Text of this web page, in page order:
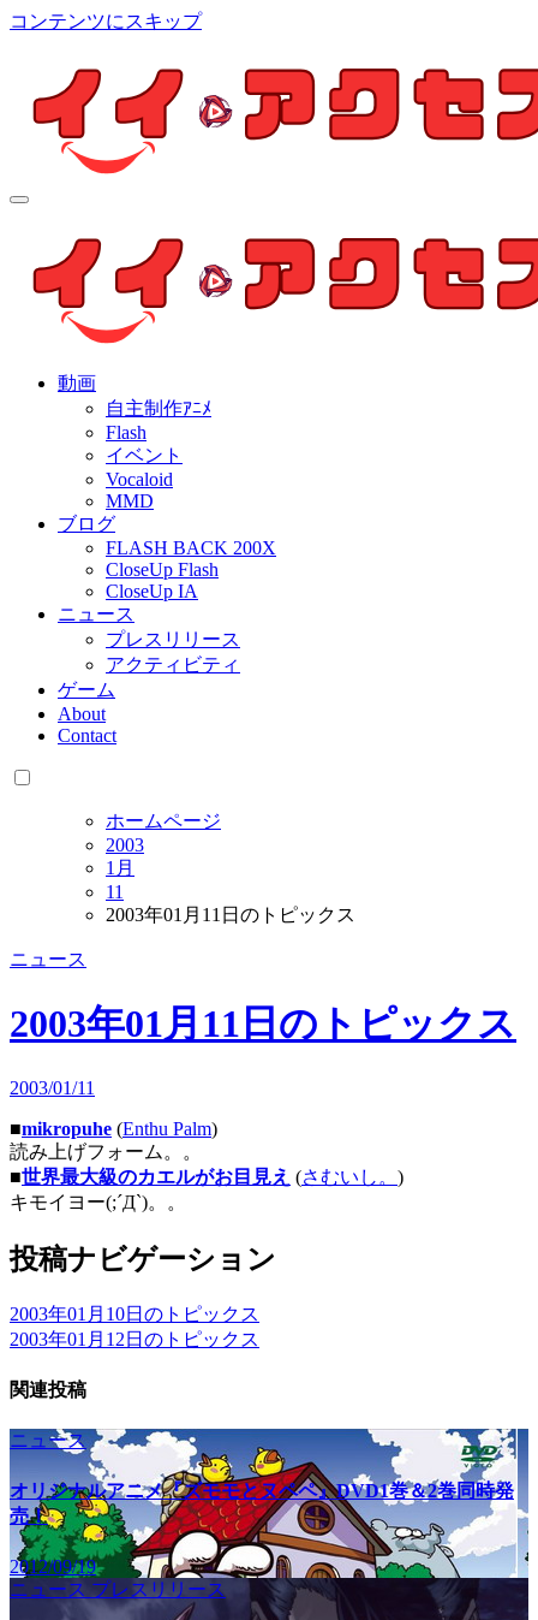
コンテンツにスキップ
個人制作アニメを中心とした動画紹介ブログ
動画
自主制作ｱﾆﾒ
Flash
イベント
Vocaloid
MMD
ブログ
FLASH BACK 200X
CloseUp Flash
CloseUp IA
ニュース
プレスリリース
アクティビティ
ゲーム
About
Contact
ホームページ
2003
1月
11
2003年01月11日のトピックス
ニュース
2003年01月11日のトピックス
2003/01/11
■mikropuhe (Enthu Palm)
読み上げフォーム。。
■世界最大級のカエルがお目見え (さむいし。 )
キモイヨー(;´Д`)。。
投稿ナビゲーション
2003年01月10日のトピックス
2003年01月12日のトピックス
関連投稿
ニュース
オリジナルアニメ『ズモモとヌペペ』DVD1巻＆2巻同時発
売！
2012/09/19
ニュース プレスリリース